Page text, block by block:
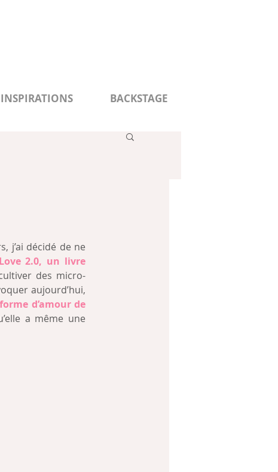
INSPIRATIONS BACKSTAGE
j’ai décidé de ne
Love 2.0, un livre
des micro-
aujourd’hui,
d’amour de
a même une